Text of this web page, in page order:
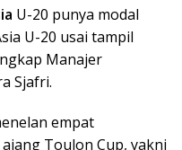
U-20 punya modal
U-20 usai tampil
Manajer
Sjafri.
empat
Toulon Cup, yakni